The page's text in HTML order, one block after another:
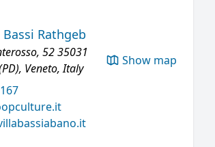
Rathgeb
52 35031
Veneto, Italy
Show map